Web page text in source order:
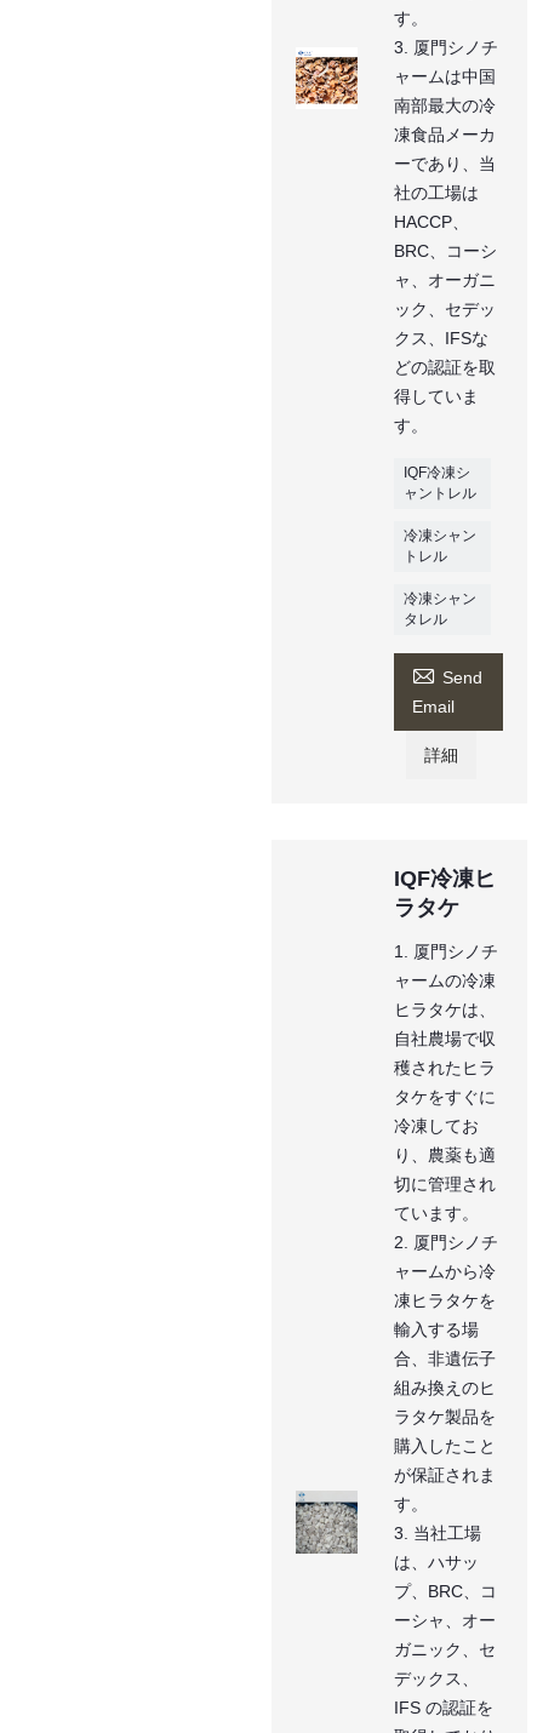
す。
3. 厦門シノチ
ャームは中国
南部最大の冷
凍食品メーカ
ーであり、当
社の工場は
HACCP、
BRC、コーシ
ャ、オーガニ
ック、セデッ
クス、IFSな
どの認証を取
得していま
す。
IQF冷凍シ
ャントレル
冷凍シャン
トレル
冷凍シャン
タレル
 Send
Email
詳細
IQF冷凍ヒ
ラタケ
1. 厦門シノチ
ャームの冷凍
ヒラタケは、
自社農場で収
穫されたヒラ
タケをすぐに
冷凍してお
り、農薬も適
切に管理され
ています。
2. 厦門シノチ
ャームから冷
凍ヒラタケを
輸入する場
合、非遺伝子
組み換えのヒ
ラタケ製品を
購入したこと
が保証されま
す。
3. 当社工場
は、ハサッ
プ、BRC、コ
ーシャ、オー
ガニック、セ
デックス、
IFS の認証を